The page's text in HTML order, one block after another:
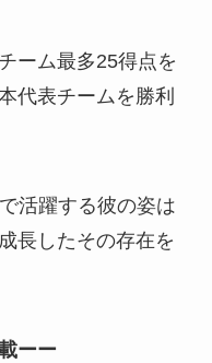
ーム最多25得点を
代表チームを勝利
活躍する彼の姿は
長したその存在を
ーー